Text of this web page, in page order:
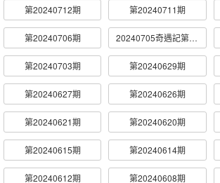
第20240712期 第20240711期
第20240706期 20240705奇遇記第10期
第20240703期 第20240629期
第20240627期 第20240626期
第20240621期 第20240620期
第20240615期 第20240614期
第20240612期 第20240608期